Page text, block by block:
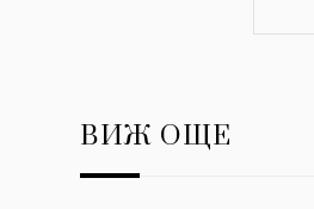
ВИЖ ОЩЕ